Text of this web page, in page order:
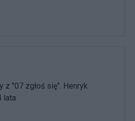
z "07 zgłoś się". Henryk
lata